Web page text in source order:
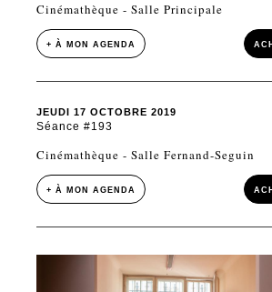
Cinémathèque - Salle Principale
+ À MON AGENDA
JEUDI 17 OCTOBRE 2019
Séance #193
Cinémathèque - Salle Fernand-Seguin
+ À MON AGENDA